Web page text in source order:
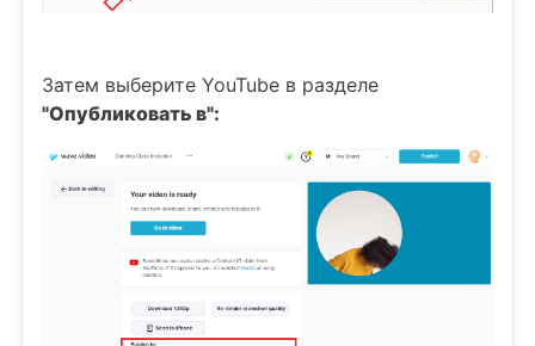
Затем выберите YouTube в разделе
"Опубликовать в":